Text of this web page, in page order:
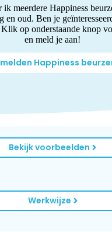
ik meerdere Happiness
en oud. Ben je
op onderstaande knop
en meld je aan!
Happiness
Bekijk voorbeelden
Werkwijze